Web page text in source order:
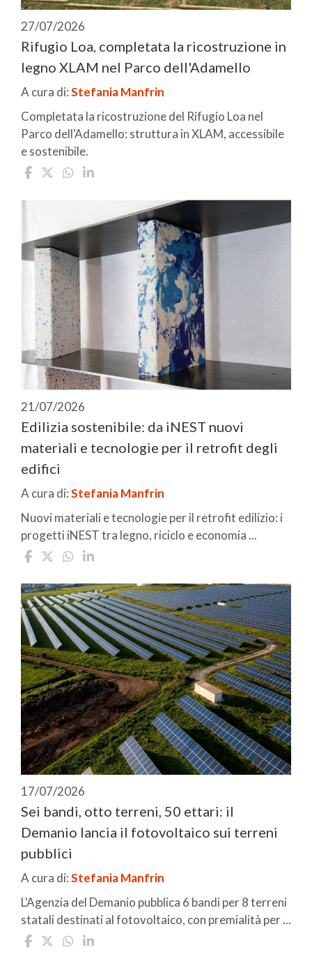
27/07/2026
Rifugio Loa, completata la ricostruzione in
legno XLAM nel Parco dell'Adamello
A cura di:Stefania Manfrin
Completata la ricostruzione del Rifugio Loa nel
Parco dell'Adamello: struttura in XLAM, accessibile
e sostenibile.
21/07/2026
Edilizia sostenibile: da iNEST nuovi
materiali e tecnologie per il retrofit degli
edifici
A cura di:Stefania Manfrin
Nuovi materiali e tecnologie per il retrofit edilizio: i
progetti iNEST tra legno, riciclo e economia ...
17/07/2026
Sei bandi, otto terreni, 50 ettari: il
Demanio lancia il fotovoltaico sui terreni
pubblici
A cura di:Stefania Manfrin
L'Agenzia del Demanio pubblica 6 bandi per 8 terreni
statali destinati al fotovoltaico, con premialità per ...